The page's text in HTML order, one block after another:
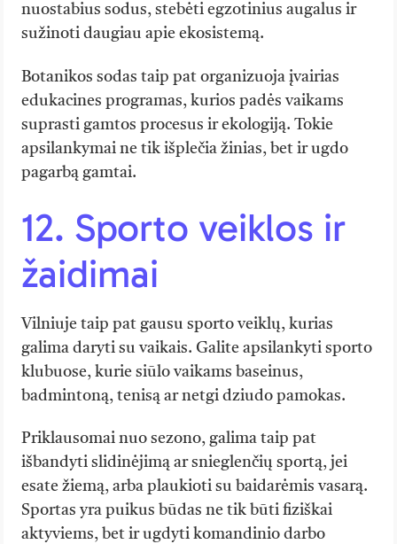
nuostabius sodus, stebėti egzotinius augalus ir
sužinoti daugiau apie ekosistemą.
Botanikos sodas taip pat organizuoja įvairias
edukacines programas, kurios padės vaikams
suprasti gamtos procesus ir ekologiją. Tokie
apsilankymai ne tik išplečia žinias, bet ir ugdo
pagarbą gamtai.
12. Sporto veiklos ir
žaidimai
Vilniuje taip pat gausu sporto veiklų, kurias
galima daryti su vaikais. Galite apsilankyti sporto
klubuose, kurie siūlo vaikams baseinus,
badmintoną, tenisą ar netgi dziudo pamokas.
Priklausomai nuo sezono, galima taip pat
išbandyti slidinėjimą ar snieglenčių sportą, jei
esate žiemą, arba plaukioti su baidarėmis vasarą.
Sportas yra puikus būdas ne tik būti fiziškai
aktyviems, bet ir ugdyti komandinio darbo